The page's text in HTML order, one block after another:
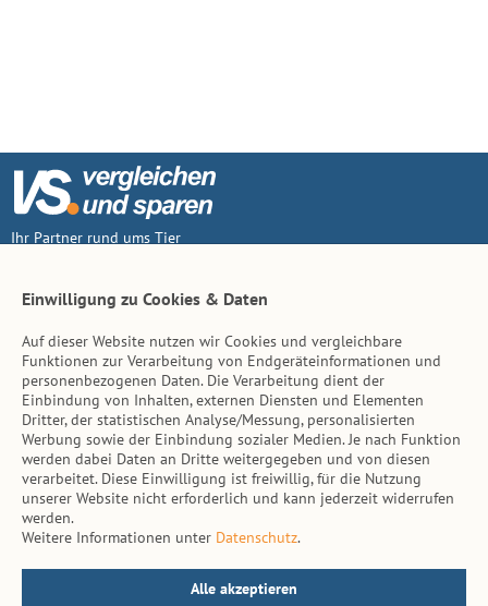
Ihr Partner rund ums Tier
Inhalt
Tierarzt-Suche
Hinweise
AGB
Impressum
Datenschutz
Kontakt
Einwilligung zu Cookies & Daten
Auf dieser Website nutzen wir Cookies und vergleichbare
Funktionen zur Verarbeitung von Endgeräteinformationen und
personenbezogenen Daten. Die Verarbeitung dient der
Einbindung von Inhalten, externen Diensten und Elementen
Dritter, der statistischen Analyse/Messung, personalisierten
Werbung sowie der Einbindung sozialer Medien. Je nach Funktion
werden dabei Daten an Dritte weitergegeben und von diesen
verarbeitet. Diese Einwilligung ist freiwillig, für die Nutzung
unserer Website nicht erforderlich und kann jederzeit widerrufen
werden.
Weitere Informationen unter Datenschutz.
Alle akzeptieren